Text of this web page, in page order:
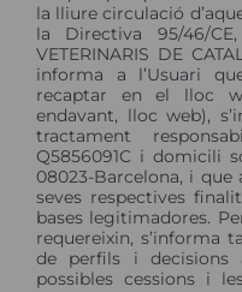
la lliure circulació
la Directiva 95/46/CE,
VETERINARIS DE
informa a l’Usuari
recaptar en el lloc
endavant, lloc web),
tractament
Q5856091C i domicili
08023-Barcelona, i
seves respectives
bases legitimadores.
requereixin, s’informa
de perfils i decisions
possibles cessions i